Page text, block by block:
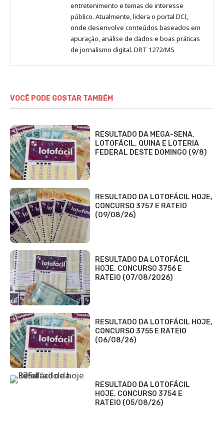
entretenimento e temas de interesse
público. Atualmente, lidera o portal DCI,
onde desenvolve conteúdos baseados em
apuração, análise de dados e boas práticas
de jornalismo digital. DRT 1272/MS
VOCÊ PODE GOSTAR TAMBÉM
RESULTADO DA MEGA-SENA,
LOTOFÁCIL, QUINA E LOTERIA
FEDERAL DESTE DOMINGO (9/8)
RESULTADO DA LOTOFÁCIL HOJE,
CONCURSO 3757 E RATEIO
(09/08/26)
RESULTADO DA LOTOFÁCIL
HOJE, CONCURSO 3756 E
RATEIO (07/08/2026)
RESULTADO DA LOTOFÁCIL HOJE,
CONCURSO 3755 E RATEIO
(06/08/26)
RESULTADO DA LOTOFÁCIL
HOJE, CONCURSO 3754 E
RATEIO (05/08/26)